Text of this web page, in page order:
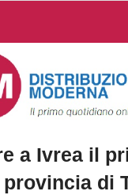
a Ivrea il
di